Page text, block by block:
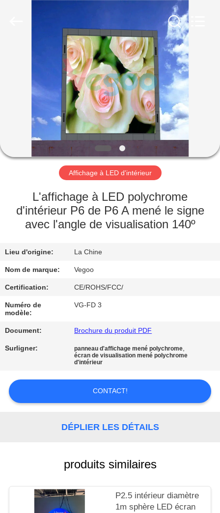
MAISON
PRODUITS
VIDÉOS
PROPOS
DE
NOUS
VISITE
DE
L'USINE
CONTRÔLE
DE
LA
NOUS
Affichage à LED d'intérieur
L'affichage à LED polychrome
d'intérieur P6 de P6 A mené le signe
avec l'angle de visualisation 140º
Lieu d'origine: La Chine
Nom de marque: Vegoo
Certification: CE/ROHS/FCC/
Numéro de
modèle:
VG-FD 3
Document: Brochure du produit PDF
Surligner: panneau d'affichage mené polychrome,
écran de visualisation mené polychrome
d'intérieur
CONTACT!
DÉPLIER LES DÉTAILS
produits similaires
P2.5 intérieur diamètre
1m sphère LED écran